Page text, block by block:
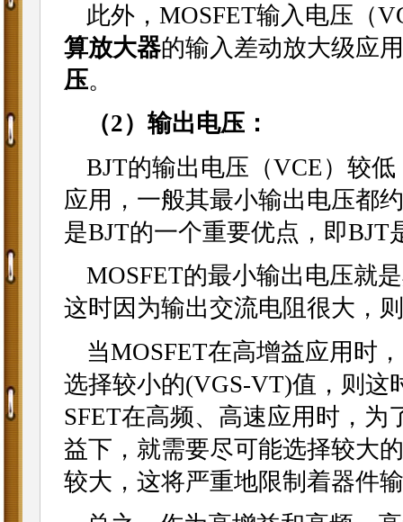
此外，MOSFET输入电压（
算放大器的输入差动放大级应
压。
（2）输出电压：
BJT的输出电压（VCE）较
应用，一般其最小输出电压都
是BJT的一个重要优点，即
MOSFET的最小输出电压就
这时因为输出交流电阻很大，
当MOSFET在高增益应用时
选择较小的(VGS-VT)值，则这
SFET在高频、高速应用时，
益下，就需要尽可能选择较大
较大，这将严重地限制着器件